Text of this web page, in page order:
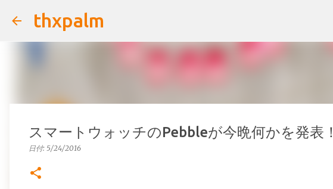
thxpalm
スマートウォッチのPebbleが今晩何かを発表！
日付: 5/24/2016